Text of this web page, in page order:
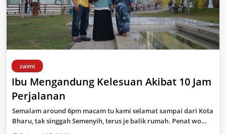
zaimi
Ibu Mengandung Kelesuan Akibat 10 Jam
Perjalanan
Semalam around 6pm macam tu kami selamat sampai dari Kota
Bharu, tak singgah Semenyih, terus je balik rumah. Penat wo…